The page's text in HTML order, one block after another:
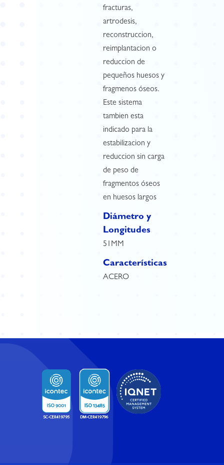
fracturas,
artrodesis,
reconstruccion,
reimplantacion o
reduccion de
pequeños huesos y
fragmenos óseos.
Este sistema
tambien esta
indicado para la
estabilizacion y
reduccion sin carga
de peso de
fragmentos óseos
en huesos largos
Diámetro y
Longitudes
51MM
Características
ACERO